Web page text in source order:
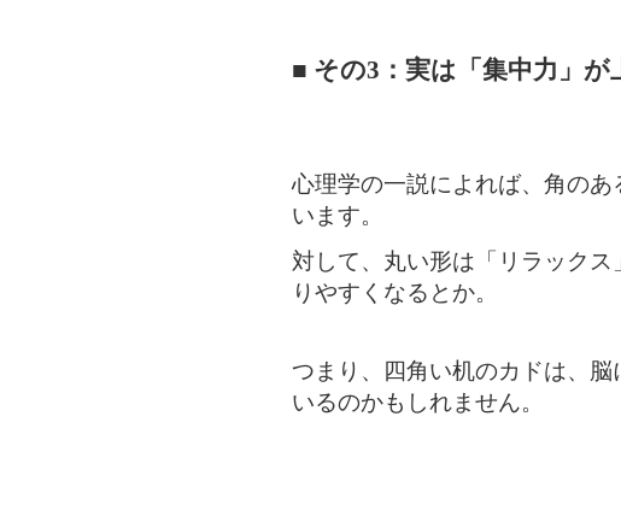
■ その3：実は「集中力」が
心理学の一説によれば、角の
います。
対して、丸い形は「リラック
りやすくなるとか。
つまり、四角い机のカドは、
いるのかもしれません。